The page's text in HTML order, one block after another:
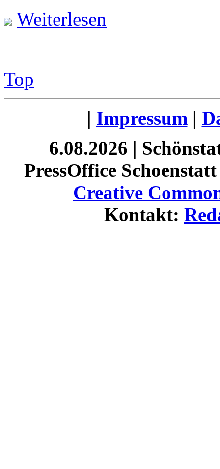
Weiterlesen
Top
| Impressum|
6.08.2026 |
PressOffice
Creative
Kontakt: